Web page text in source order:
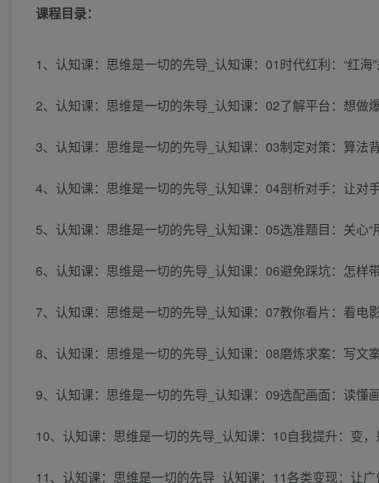
课程目录：
1、认知课：思维是一切的先导_认知课：01时代红利：“红海
2、认知课：思维是一切的朱导_认知课：02了解平台：想做
3、认知课：思维是一切的先导_认知课：03制定对策：算法
4、认知课：思维是一切的先导_认知课：04剖析对手：让对
5、认知课：思维是一切的先导_认知课：05选准题目：关心“
6、认知课：思维是一切的先导_认知课：06避免踩坑：怎样
7、认知课：思维是一切的先导_认知课：07教你看片：看电
8、认知课：思维是一切的先导_认知课：08磨炼求案：写文
9、认知课：思维是一切的先导_认知课：09选配画面：读懂
10、认知课：思维是一切的先导_认知课：10自我提升：变
11、认知课：思维是一切的先导_认知课：11各类变现：让